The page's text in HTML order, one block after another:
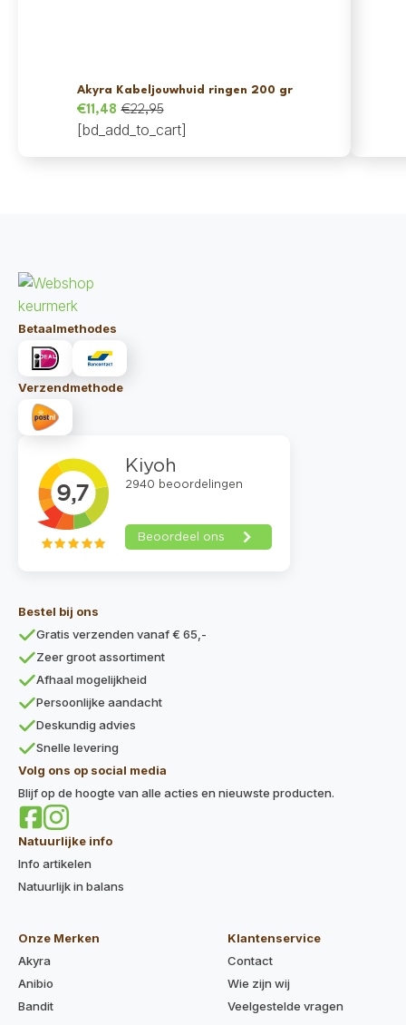
Akyra Kabeljouwhuid ringen 200 gr
€22,95
Oorspronkelijke
prijs
€11,48
Huidige
prijs
[bd_add_to_cart]
Betaalmethodes
Verzendmethode
Bestel bij ons
Gratis verzenden vanaf € 65,-
Zeer groot assortiment
Afhaal mogelijkheid
Persoonlijke aandacht
Deskundig advies
Snelle levering
Volg ons op social media
Blijf op de hoogte van alle acties en nieuwste producten.
Natuurlijke info
Info artikelen
Natuurlijk in balans
Onze Merken
Akyra
Anibio
Bandit
Klantenservice
Contact
Wie zijn wij
Veelgestelde vragen